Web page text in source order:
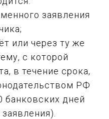
заявления
или через ту же
с которой
в течение срока,
РФ
банковских дней